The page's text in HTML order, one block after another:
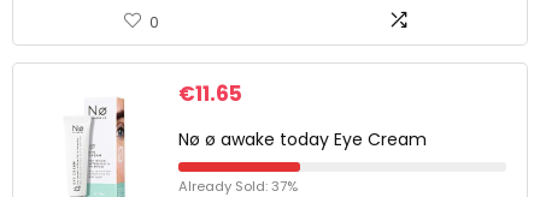
0
€11.65
Nø ø awake today Eye Cream
Already Sold: 37%